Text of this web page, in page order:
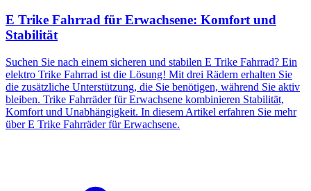
E Trike Fahrrad für Erwachsene: Komfort und
Stabilität
Suchen Sie nach einem sicheren und stabilen E Trike Fahrrad? Ein
elektro Trike Fahrrad ist die Lösung! Mit drei Rädern erhalten Sie
die zusätzliche Unterstützung, die Sie benötigen, während Sie aktiv
bleiben. Trike Fahrräder für Erwachsene kombinieren Stabilität,
Komfort und Unabhängigkeit. In diesem Artikel erfahren Sie mehr
über E Trike Fahrräder für Erwachsene.